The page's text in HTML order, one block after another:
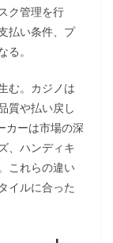
ク管理を行
払い条件、プ
。
む。カジノは
質や払い戻し
カーは市場の深
、ハンディキ
これらの違い
イルに合った